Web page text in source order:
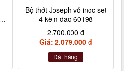
Bộ thớt Joseph vỏ inoc set
4 kèm dao 60198
2.700.000 đ
Giá: 2.079.000 đ
Đặt hàng